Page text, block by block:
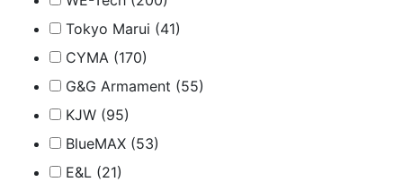
Tokyo Marui (41)
CYMA (170)
G&G Armament (55)
KJW (95)
BlueMAX (53)
E&L (21)